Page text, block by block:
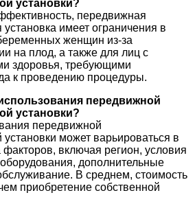
установки?
передвижная
имеет ограничения в
женщин из-за
на плод, а также для лиц с
здоровья, требующими
к проведению процедуры.
передвижной
установки?
передвижной
может варьироваться в
факторов, включая регион, условия
дополнительные
В среднем, стоимость
приобретение собственной